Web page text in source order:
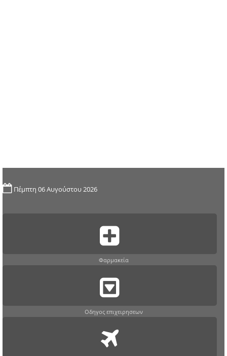
Πέμπτη 06 Αυγούστου 2026
Φαρμακεία
Οδηγος επιχειρησεων